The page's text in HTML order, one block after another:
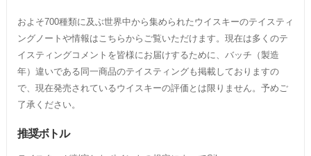
およそ700種類に及ぶ世界中から集められたウイスキーのテイスティ
ングノートや情報はこちらからご覧いただけます。現在は多くのテ
イスティングコメントを皆様にお届けするために、バッチ（製造
年）違いである同一商品のテイスティングも掲載しておりますの
で、現在発売されているウイスキーの評価とは限りません。予めご
了承ください。
推奨ボトル